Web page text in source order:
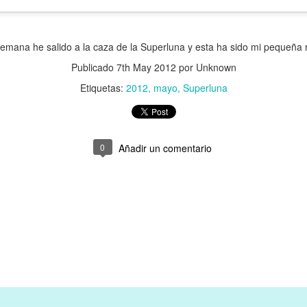
he salido a la caza de la Superluna y esta ha sido mi pequeña
Publicado 7th May 2012 por Unknown
Etiquetas: 2012 mayo Superluna
0 Añadir un comentario